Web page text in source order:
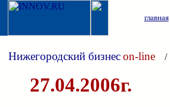
главная
Нижегородский бизнесon-line /
27.04.2006г.